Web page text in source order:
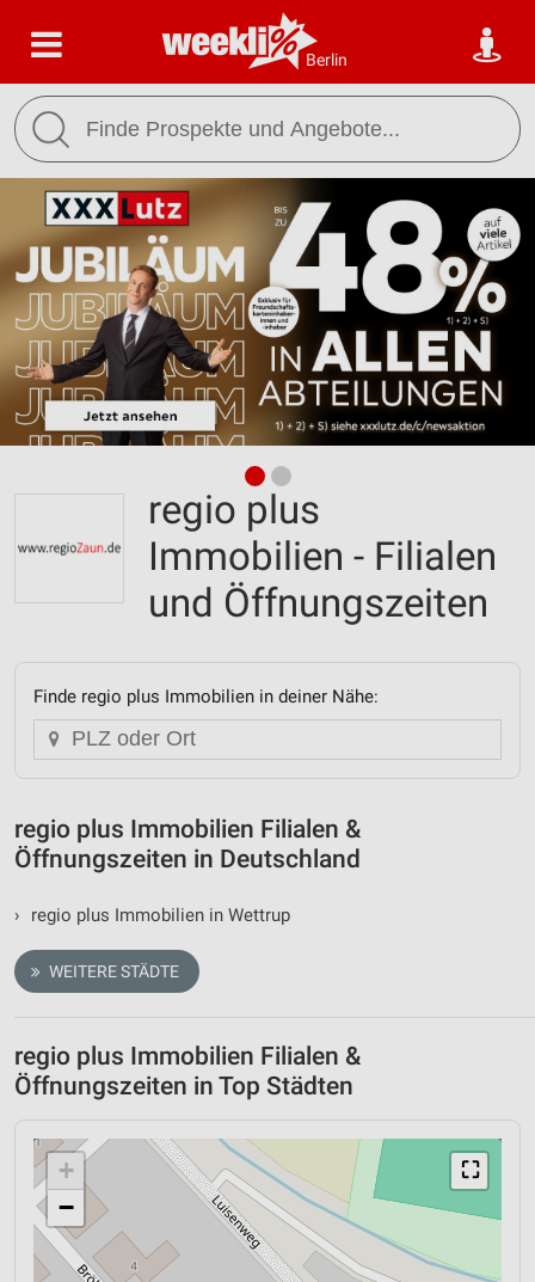
Berlin
regio plus
Immobilien - Filialen
und Öffnungszeiten
Finde regio plus Immobilien in deiner Nähe:
regio plus Immobilien Filialen &
Öffnungszeiten in Deutschland
› regio plus Immobilien in Wettrup
WEITERE STÄDTE
regio plus Immobilien Filialen &
Öffnungszeiten in Top Städten
⛶
+
−